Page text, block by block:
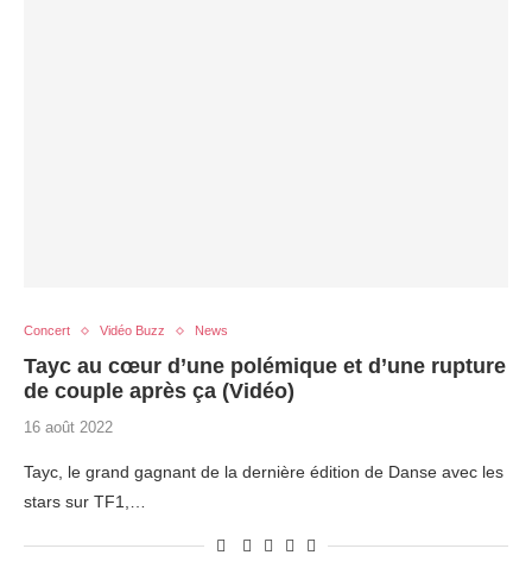
Concert Vidéo Buzz News
Tayc au cœur d’une polémique et d’une rupture
de couple après ça (Vidéo)
16 août 2022
Tayc, le grand gagnant de la dernière édition de Danse avec les
stars sur TF1,…